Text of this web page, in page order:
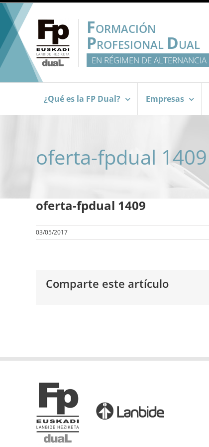
Saltar
contenido
FORMACIÓN
PROFESIONAL DUAL
EN RÉGIMEN DE ALTERNANCIA
¿Qué es la FP Dual? Empresas
oferta-fpdual 1409
oferta-fpdual 1409
03/05/2017
Comparte este artículo